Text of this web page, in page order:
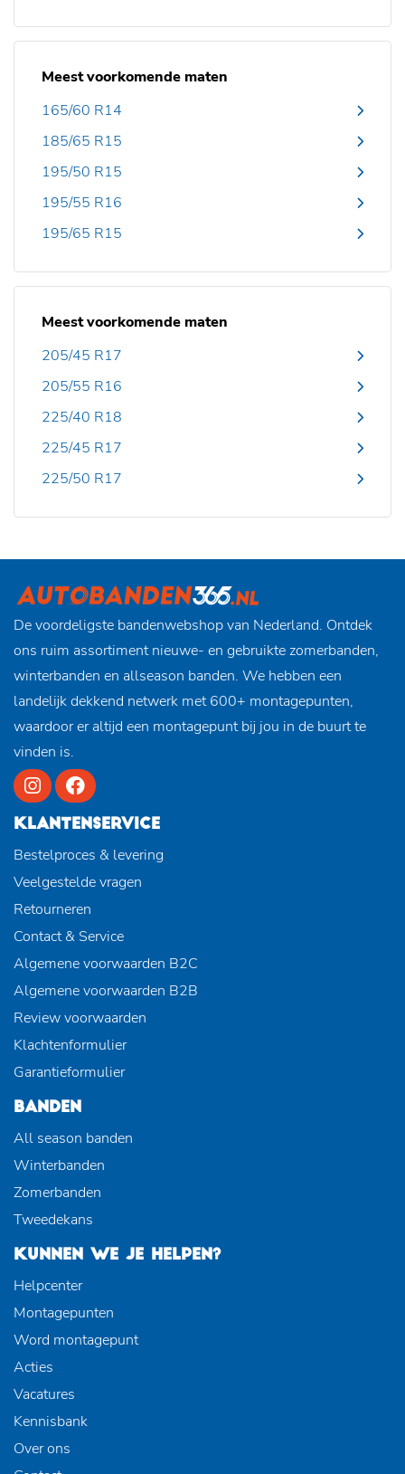
Meest voorkomende maten
165/60 R14
185/65 R15
195/50 R15
195/55 R16
195/65 R15
Meest voorkomende maten
205/45 R17
205/55 R16
225/40 R18
225/45 R17
225/50 R17
De voordeligste bandenwebshop van Nederland. Ontdek
ons ruim assortiment nieuwe- en gebruikte zomerbanden,
winterbanden en allseason banden. We hebben een
landelijk dekkend netwerk met 600+ montagepunten,
waardoor er altijd een montagepunt bij jou in de buurt te
vinden is.
KLANTENSERVICE
Bestelproces & levering
Veelgestelde vragen
Retourneren
Contact & Service
Algemene voorwaarden B2C
Algemene voorwaarden B2B
Review voorwaarden
Klachtenformulier
Garantieformulier
BANDEN
All season banden
Winterbanden
Zomerbanden
Tweedekans
KUNNEN WE JE HELPEN?
Helpcenter
Montagepunten
Word montagepunt
Acties
Vacatures
Kennisbank
Over ons